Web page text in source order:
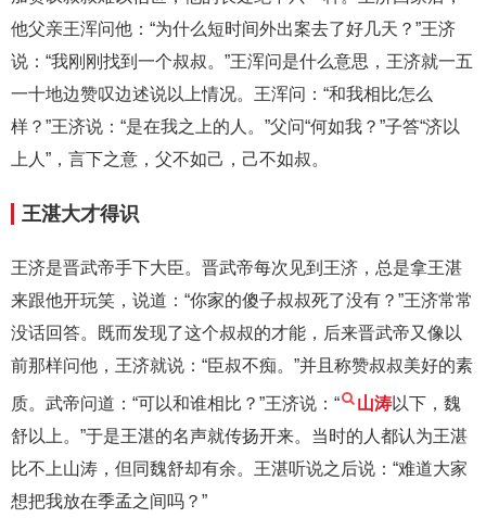
他父亲王浑问他：“为什么短时间外出案去了好几天？”王济
说：“我刚刚找到一个叔叔。”王浑问是什么意思，王济就一五
一十地边赞叹边述说以上情况。王浑问：“和我相比怎么
样？”王济说：“是在我之上的人。”父问“何如我？”子答“济以
上人”，言下之意，父不如己，己不如叔。
王湛大才得识
王济是晋武帝手下大臣。晋武帝每次见到王济，总是拿王湛
来跟他开玩笑，说道：“你家的傻子叔叔死了没有？”王济常常
没话回答。既而发现了这个叔叔的才能，后来晋武帝又像以
前那样问他，王济就说：“臣叔不痴。”并且称赞叔叔美好的素
质。武帝问道：“可以和谁相比？”王济说：“ 山涛以下，魏
舒以上。”于是王湛的名声就传扬开来。当时的人都认为王湛
比不上山涛，但同魏舒却有余。王湛听说之后说：“难道大家
想把我放在季孟之间吗？”